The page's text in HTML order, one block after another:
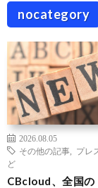
nocategory
2026.08.05
その他の記事
プレ
ど
CBcloud、全国の